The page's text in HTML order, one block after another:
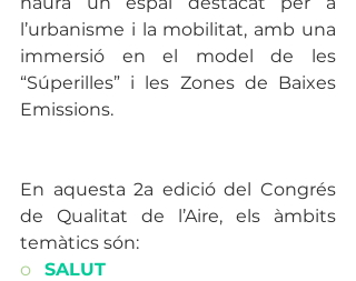
l’urbanisme i la mobilitat, amb una
immersió en el model de les
“Súperilles” i les Zones de Baixes
Emissions.
En aquesta 2a edició del Congrés
de Qualitat de l’Aire, els àmbits
temàtics són:
o SALUT